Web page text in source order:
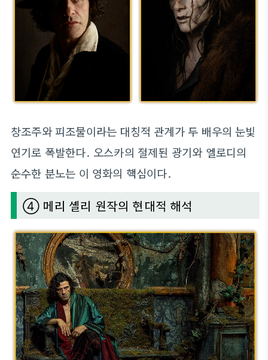
창조주와 피조물이라는 대칭적 관계가 두 배우의 눈빛
연기로 폭발한다. 오스카의 절제된 광기와 엘로디의
순수한 분노는 이 영화의 핵심이다.
④ 메리 셸리 원작의 현대적 해석